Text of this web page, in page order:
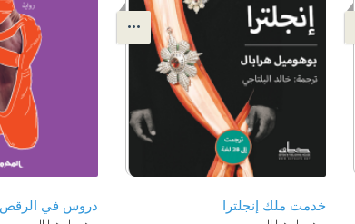
خدمت ملك إنجلترا دروس في الرقص